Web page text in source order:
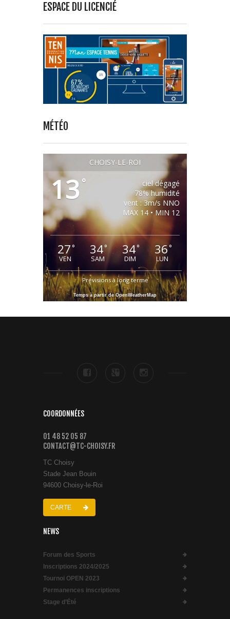
ESPACE DU LICENCIÉ
MÉTÉO
CHOISY-LE-ROI
13 °
ciel dégagé
78% humidité
vent : 3m/s NNO
MAX 14 • MIN 12
27°
VEN
34°
SAM
34°
DIM
36°
LUN
Prévisions à long terme
Temps à partir de OpenWeatherMap
COORDONNÉES
01 48 52 05 87
CONTACT@TC-CHOISY.FR
TC Choisy
Stade Jean Bouin
94600 Choisy-le-Roi
CARTE
NEWS
Forum des Sports
Inscriptions 2024/2025
Tournoi OPEN 2023
Permanences inscriptions
Stage d’Été